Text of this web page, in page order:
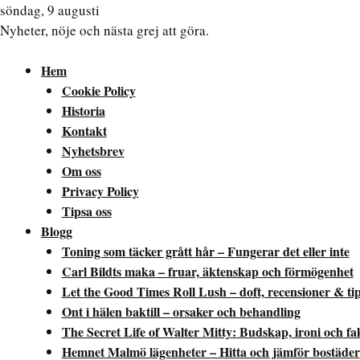
söndag, 9 augusti
Nyheter, nöje och nästa grej att göra.
Hem
Cookie Policy
Historia
Kontakt
Nyhetsbrev
Om oss
Privacy Policy
Tipsa oss
Blogg
Toning som täcker grått hår – Fungerar det eller inte
Carl Bildts maka – fruar, äktenskap och förmögenhet
Let the Good Times Roll Lush – doft, recensioner &
Ont i hälen baktill – orsaker och behandling
The Secret Life of Walter Mitty: Budskap, ironi och
Hemnet Malmö lägenheter – Hitta och jämför bostäder